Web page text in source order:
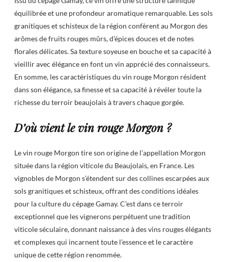
équilibrée et une profondeur aromatique remarquable. Les sols
granitiques et schisteux de la région confèrent au Morgon des
arômes de fruits rouges mûrs, d’épices douces et de notes
florales délicates. Sa texture soyeuse en bouche et sa capacité à
vieillir avec élégance en font un vin apprécié des connaisseurs.
En somme, les caractéristiques du vin rouge Morgon résident
dans son élégance, sa finesse et sa capacité à révéler toute la
richesse du terroir beaujolais à travers chaque gorgée.
D’où vient le vin rouge Morgon ?
Le vin rouge Morgon tire son origine de l’appellation Morgon
située dans la région viticole du Beaujolais, en France. Les
vignobles de Morgon s’étendent sur des collines escarpées aux
sols granitiques et schisteux, offrant des conditions idéales
pour la culture du cépage Gamay. C’est dans ce terroir
exceptionnel que les vignerons perpétuent une tradition
viticole séculaire, donnant naissance à des vins rouges élégants
et complexes qui incarnent toute l’essence et le caractère
unique de cette région renommée.